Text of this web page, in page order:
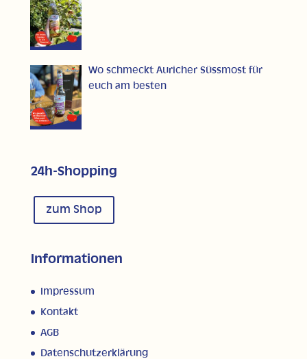
Wo schmeckt Auricher Süssmost für
euch am besten
24h-Shopping
zum Shop
Informationen
Impressum
Kontakt
AGB
Datenschutzerklärung